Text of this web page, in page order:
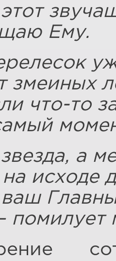
Ему.
змеиных
что-то
а
исходе
помилует